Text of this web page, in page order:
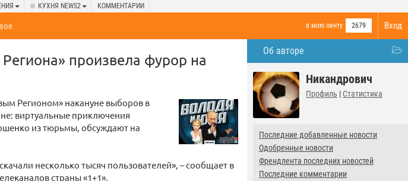
КУХНЯ NEWS2 КОММЕНТАРИИ
Вход
в мою ленту 2679
Об авторе
Никандрович
Профиль | Статистика
Последние добавленные новости
Одобренные новости
Френдлента последних новостей
Последние комментарии
произвела фурор на
Регионом» накануне выборов в
виртуальные приключения
из тюрьмы, обсуждают на
несколько тысяч пользователей», – сообщает в
страны «1+1».